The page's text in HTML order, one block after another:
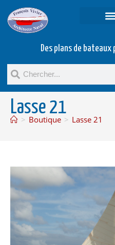
Des plans de bateaux
Lasse 21
> Boutique > Lasse 21